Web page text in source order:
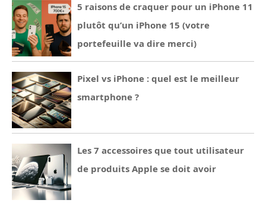
5 raisons de craquer pour un iPhone 11
plutôt qu’un iPhone 15 (votre
portefeuille va dire merci)
Pixel vs iPhone : quel est le meilleur
smartphone ?
Les 7 accessoires que tout utilisateur
de produits Apple se doit avoir